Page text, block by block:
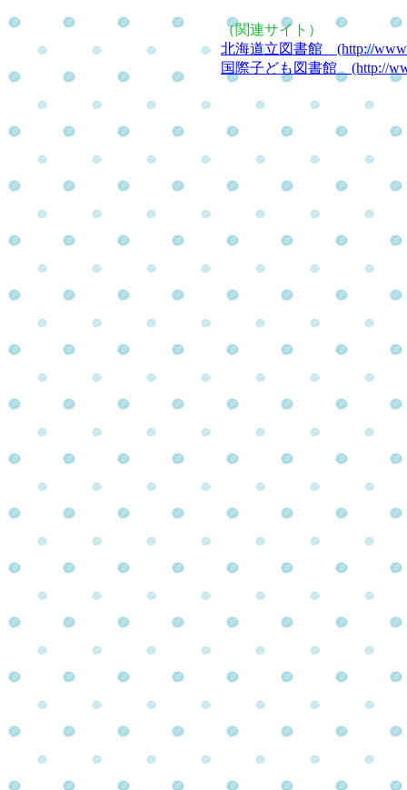
（関連サイト）
北海道立図書館 (http://
国際子ども図書館 (http://